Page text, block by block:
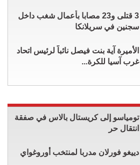
3 قتلى و23 مصابا بأعمال شغب داخل
سجنين في سريلانكا
الأميرة آية بنت فيصل نائباً لرئيس اتحاد
غرب آسيا للكرة...
تومياسو إلى كريستال بالاس في صفقة
انتقال حر
دييغو فورلان مدربا لمنتخب أوروغواي